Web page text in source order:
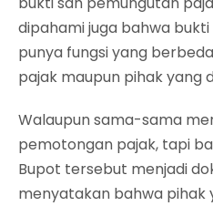
dipahami juga bahwa
punya fungsi yang
pajak maupun pihak yang
Walaupun sama-sama
pemotongan pajak, tapi
Bupot tersebut menjadi
menyatakan bahwa pihak